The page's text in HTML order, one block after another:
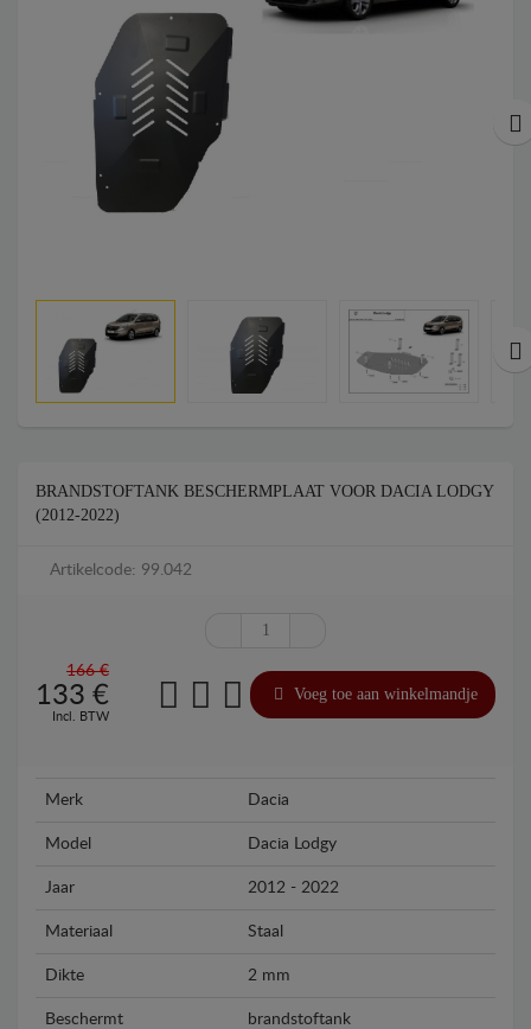
BRANDSTOFTANK BESCHERMPLAAT VOOR DACIA LODGY
(2012-2022)
Artikelcode: 99.042
166 €
133 €
Incl. BTW
Voeg toe aan winkelmandje
Merk Dacia
Model Dacia Lodgy
Jaar 2012 - 2022
Materiaal Staal
Dikte 2 mm
Beschermt brandstoftank